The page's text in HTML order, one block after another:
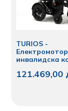
TURIOS -
инвалидска
121.469,00